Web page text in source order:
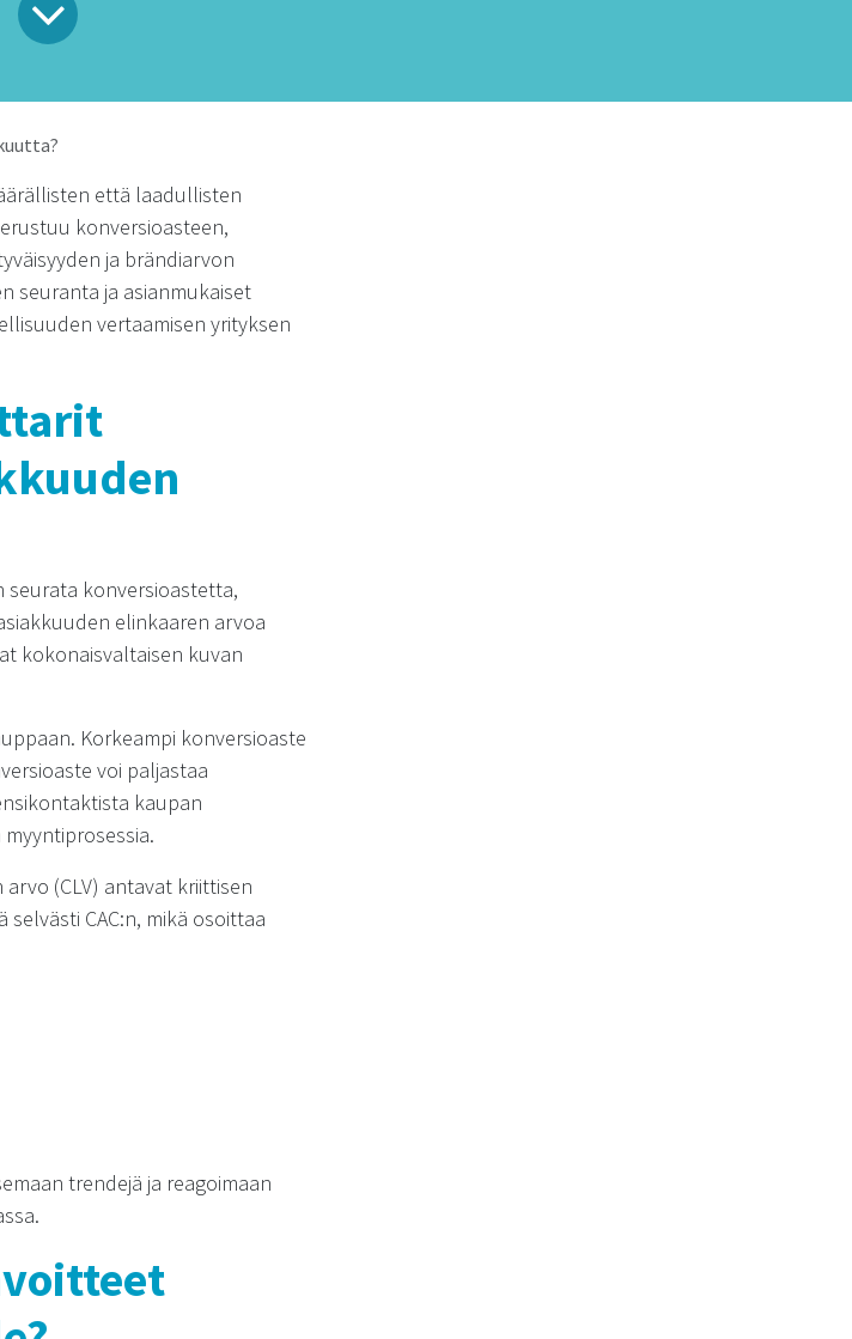
että laadullisten
konversioasteen,
ja brändiarvon
seuranta ja asianmukaiset
vertaamisen yrityksen
konversioastetta,
elinkaaren arvoa
kokonaisvaltaisen kuvan
Korkeampi konversioaste
voi paljastaa
kaupan
(CLV) antavat kriittisen
CAC:n, mikä osoittaa
trendejä ja reagoimaan